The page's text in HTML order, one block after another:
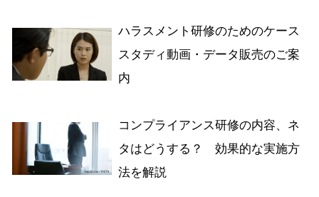
ハラスメント研修のためのケース
スタディ動画・データ販売のご案
内
コンプライアンス研修の内容、ネ
タはどうする？ 効果的な実施方
法を解説